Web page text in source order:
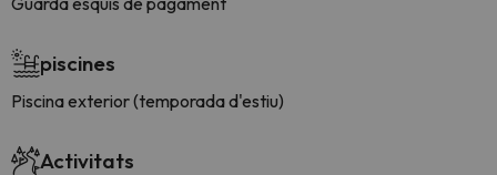
piscines
Piscina exterior (temporada d'estiu)
Activitats